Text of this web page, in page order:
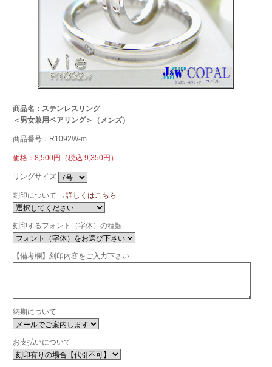
商品名：ステンレスリング
＜男女兼用ペアリング＞（メンズ）
商品番号：R1092W-m
価格：8,500円（税込 9,350円）
リングサイズ
刻印について →詳しくはこちら
刻印するフォント（字体）の種類
【備考欄】刻印内容をご入力下さい
納期について
お支払いについて